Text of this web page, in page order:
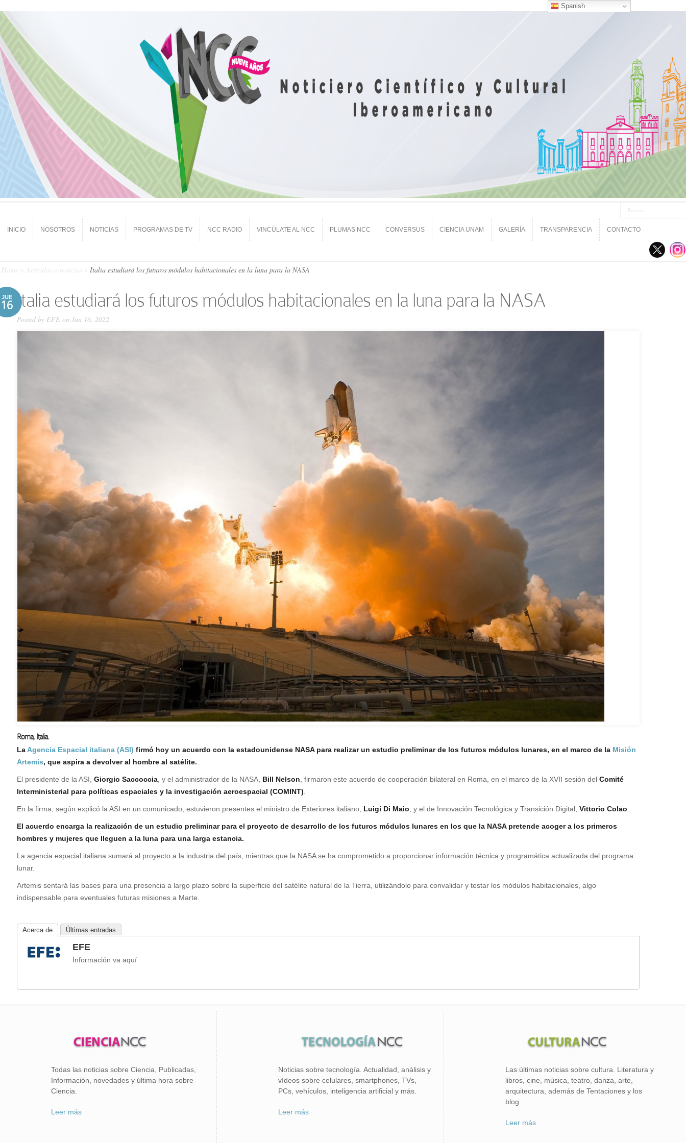
INICIO NOSOTROS NOTICIAS PROGRAMAS DE TV NCC RADIO VINCÚLATE AL NCC PLUMAS NCC CONVERSUS CIENCIA UNAM GALERÍA TRANSPARENCIA CONTACTO
Home Artículos o noticias Italia estudiará los futuros módulos habitacionales en la luna para la NASA
JUE
16 Italia estudiará los futuros módulos habitacionales en la luna para la NASA
Posted by EFE on Jun 16, 2022
Roma, Italia.
LaAgencia Espacial italiana (ASI) firmó hoy un acuerdo con la estadounidense NASA para realizar un estudio preliminar de los futuros módulos lunares, en el marco de la Misión
Artemis, que aspira a devolver al hombre al satélite.
El presidente de la ASI, Giorgio Saccoccia, y el administrador de la NASA, Bill Nelson, firmaron este acuerdo de cooperación bilateral en Roma, en el marco de la XVII sesión del Comité
Interministerial para políticas espaciales y la investigación aeroespacial (COMINT).
En la firma, según explicó la ASI en un comunicado, estuvieron presentes el ministro de Exteriores italiano, Luigi Di Maio, y el de Innovación Tecnológica y Transición Digital, Vittorio Colao.
El acuerdo encarga la realización de un estudio preliminar para el proyecto de desarrollo de los futuros módulos lunares en los que la NASA pretende acoger a los primeros
hombres y mujeres que lleguen a la luna para una larga estancia.
La agencia espacial italiana sumará al proyecto a la industria del país, mientras que la NASA se ha comprometido a proporcionar información técnica y programática actualizada del programa
lunar.
Artemis sentará las bases para una presencia a largo plazo sobre la superficie del satélite natural de la Tierra, utilizándolo para convalidar y testar los módulos habitacionales, algo
indispensable para eventuales futuras misiones a Marte.
Acerca de Últimas entradas
EFE
Información va aquí
Todas las noticias sobre Ciencia, Publicadas,
Información, novedades y última hora sobre
Ciencia.
Leer más
Noticias sobre tecnología. Actualidad, análisis y
vídeos sobre celulares, smartphones, TVs,
PCs, vehículos, inteligencia artificial y más.
Leer más
Las últimas noticias sobre cultura. Literatura y
libros, cine, música, teatro, danza, arte,
arquitectura, además de Tentaciones y los
blog.
Leer más
Spanish